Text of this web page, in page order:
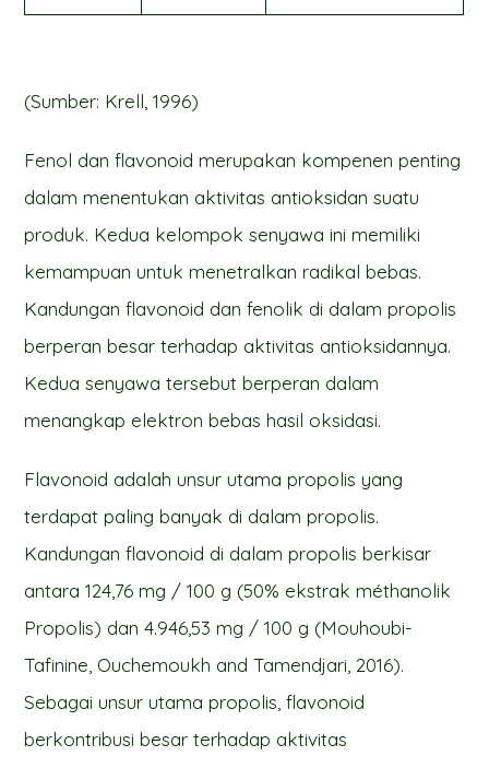
(Sumber: Krell, 1996)
Fenol dan flavonoid merupakan kompenen penting
dalam menentukan aktivitas antioksidan suatu
produk. Kedua kelompok senyawa ini memiliki
kemampuan untuk menetralkan radikal bebas.
Kandungan flavonoid dan fenolik di dalam propolis
berperan besar terhadap aktivitas antioksidannya.
Kedua senyawa tersebut berperan dalam
menangkap elektron bebas hasil oksidasi.
Flavonoid adalah unsur utama propolis yang
terdapat paling banyak di dalam propolis.
Kandungan flavonoid di dalam propolis berkisar
antara 124,76 mg / 100 g (50% ekstrak méthanolik
Propolis) dan 4.946,53 mg / 100 g (Mouhoubi-
Tafinine, Ouchemoukh and Tamendjari, 2016).
Sebagai unsur utama propolis, flavonoid
berkontribusi besar terhadap aktivitas